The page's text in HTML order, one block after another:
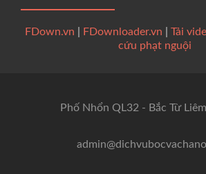
FDown.vn FDownloader.vn Tải
cứu phạt nguội
Phố Nhổn QL32 - Bắc Từ